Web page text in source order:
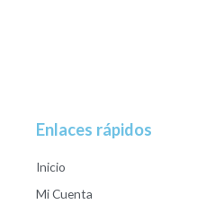
Enlaces rápidos
Inicio
Mi Cuenta